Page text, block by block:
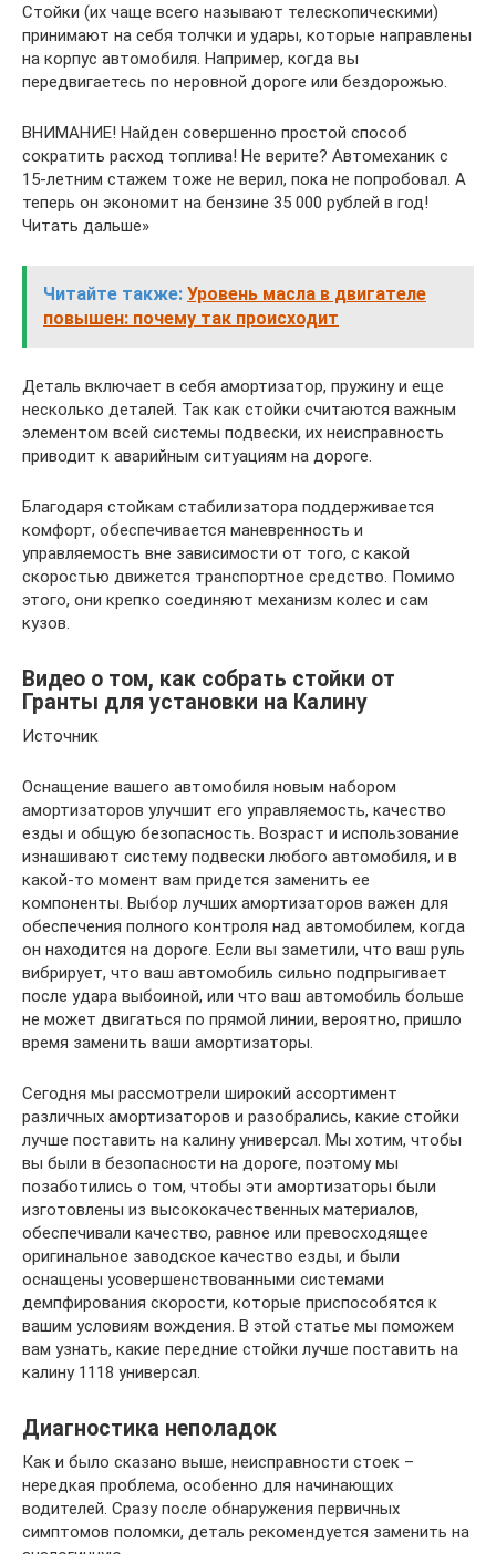
Стойки (их чаще всего называют телескопическими)
принимают на себя толчки и удары, которые направлены
на корпус автомобиля. Например, когда вы
передвигаетесь по неровной дороге или бездорожью.
ВНИМАНИЕ! Найден совершенно простой способ
сократить расход топлива! Не верите? Автомеханик с
15-летним стажем тоже не верил, пока не попробовал. А
теперь он экономит на бензине 35 000 рублей в год!
Читать дальше»
Читайте также: Уровень масла в двигателе
повышен: почему так происходит
Деталь включает в себя амортизатор, пружину и еще
несколько деталей. Так как стойки считаются важным
элементом всей системы подвески, их неисправность
приводит к аварийным ситуациям на дороге.
Благодаря стойкам стабилизатора поддерживается
комфорт, обеспечивается маневренность и
управляемость вне зависимости от того, с какой
скоростью движется транспортное средство. Помимо
этого, они крепко соединяют механизм колес и сам
кузов.
Видео о том, как собрать стойки от
Гранты для установки на Калину
Источник
Оснащение вашего автомобиля новым набором
амортизаторов улучшит его управляемость, качество
езды и общую безопасность. Возраст и использование
изнашивают систему подвески любого автомобиля, и в
какой-то момент вам придется заменить ее
компоненты. Выбор лучших амортизаторов важен для
обеспечения полного контроля над автомобилем, когда
он находится на дороге. Если вы заметили, что ваш руль
вибрирует, что ваш автомобиль сильно подпрыгивает
после удара выбоиной, или что ваш автомобиль больше
не может двигаться по прямой линии, вероятно, пришло
время заменить ваши амортизаторы.
Сегодня мы рассмотрели широкий ассортимент
различных амортизаторов и разобрались, какие стойки
лучше поставить на калину универсал. Мы хотим, чтобы
вы были в безопасности на дороге, поэтому мы
позаботились о том, чтобы эти амортизаторы были
изготовлены из высококачественных материалов,
обеспечивали качество, равное или превосходящее
оригинальное заводское качество езды, и были
оснащены усовершенствованными системами
демпфирования скорости, которые приспособятся к
вашим условиям вождения. В этой статье мы поможем
вам узнать, какие передние стойки лучше поставить на
калину 1118 универсал.
Диагностика неполадок
Как и было сказано выше, неисправности стоек –
нередкая проблема, особенно для начинающих
водителей. Сразу после обнаружения первичных
симптомов поломки, деталь рекомендуется заменить на